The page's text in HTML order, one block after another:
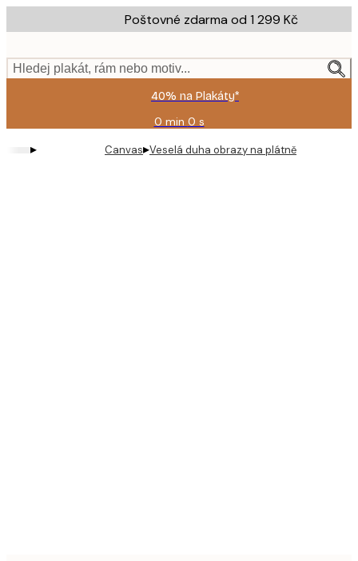
to
content.
Poštovné zdarma od 1 299 Kč
Hledej plakát, rám nebo motiv...
40% na Plakáty*
0 min 0 s
Platné
do:
2026-
▸ Canvas▸Veselá duha obrazy na plátně